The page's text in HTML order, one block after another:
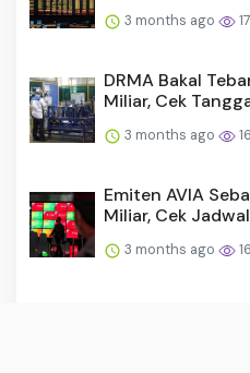
3 months ago
DRMA Bakal
Miliar, Cek
3 months ago
Emiten AVIA
Miliar, Cek
3 months ago